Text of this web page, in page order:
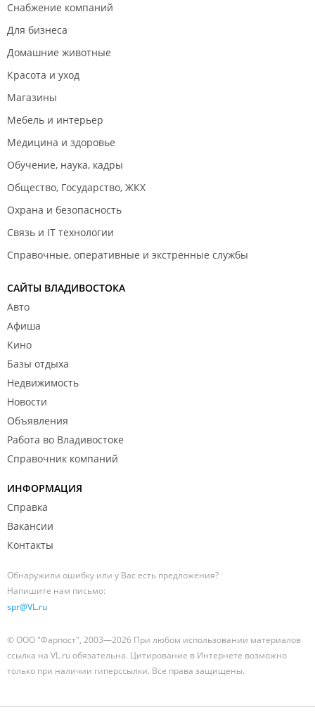
Снабжение компаний
Для бизнеса
Домашние животные
Красота и уход
Магазины
Мебель и интерьер
Медицина и здоровье
Обучение, наука, кадры
Общество, Государство, ЖКХ
Охрана и безопасность
Связь и IT технологии
Справочные, оперативные и экстренные службы
САЙТЫ ВЛАДИВОСТОКА
Авто
Афиша
Кино
Базы отдыха
Недвижимость
Новости
Объявления
Работа во Владивостоке
Справочник компаний
ИНФОРМАЦИЯ
Справка
Вакансии
Контакты
Обнаружили ошибку или у Вас есть предложения?
Напишите нам письмо:
spr@VL.ru
© ООО "Фарпост", 2003—2026 При любом использовании материалов
ссылка на VL.ru обязательна. Цитирование в Интернете возможно
только при наличии гиперссылки. Все права защищены.